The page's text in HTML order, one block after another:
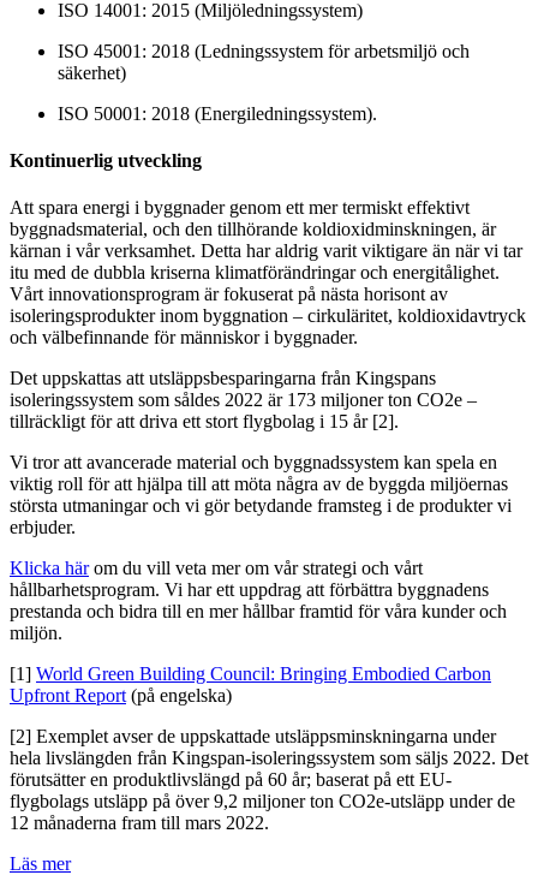
ISO 14001: 2015 (Miljöledningssystem)
ISO 45001: 2018 (Ledningssystem för arbetsmiljö och
säkerhet)
ISO 50001: 2018 (Energiledningssystem).
Kontinuerlig utveckling
Att spara energi i byggnader genom ett mer termiskt effektivt
byggnadsmaterial, och den tillhörande koldioxidminskningen, är
kärnan i vår verksamhet. Detta har aldrig varit viktigare än när vi tar
itu med de dubbla kriserna klimatförändringar och energitålighet.
Vårt innovationsprogram är fokuserat på nästa horisont av
isoleringsprodukter inom byggnation – cirkuläritet, koldioxidavtryck
och välbefinnande för människor i byggnader.
Det uppskattas att utsläppsbesparingarna från Kingspans
isoleringssystem som såldes 2022 är 173 miljoner ton CO2e –
tillräckligt för att driva ett stort flygbolag i 15 år [2].
Vi tror att avancerade material och byggnadssystem kan spela en
viktig roll för att hjälpa till att möta några av de byggda miljöernas
största utmaningar och vi gör betydande framsteg i de produkter vi
erbjuder.
Klicka härom du vill veta mer om vår strategi och vårt
hållbarhetsprogram. Vi har ett uppdrag att förbättra byggnadens
prestanda och bidra till en mer hållbar framtid för våra kunder och
miljön.
[1] World Green Building Council: Bringing Embodied Carbon
Upfront Report(på engelska)
[2] Exemplet avser de uppskattade utsläppsminskningarna under
hela livslängden från Kingspan-isoleringssystem som säljs 2022. Det
förutsätter en produktlivslängd på 60 år; baserat på ett EU-
flygbolags utsläpp på över 9,2 miljoner ton CO2e-utsläpp under de
12 månaderna fram till mars 2022.
Läs mer